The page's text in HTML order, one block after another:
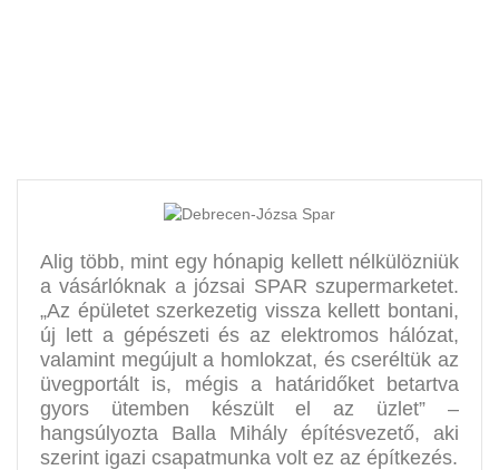
Alig több, mint egy hónapig kellett nélkülözniük
a vásárlóknak a józsai SPAR szupermarketet.
„Az épületet szerkezetig vissza kellett bontani,
új lett a gépészeti és az elektromos hálózat,
valamint megújult a homlokzat, és cseréltük az
üvegportált is, mégis a határidőket betartva
gyors ütemben készült el az üzlet” –
hangsúlyozta Balla Mihály építésvezető, aki
szerint igazi csapatmunka volt ez az építkezés.